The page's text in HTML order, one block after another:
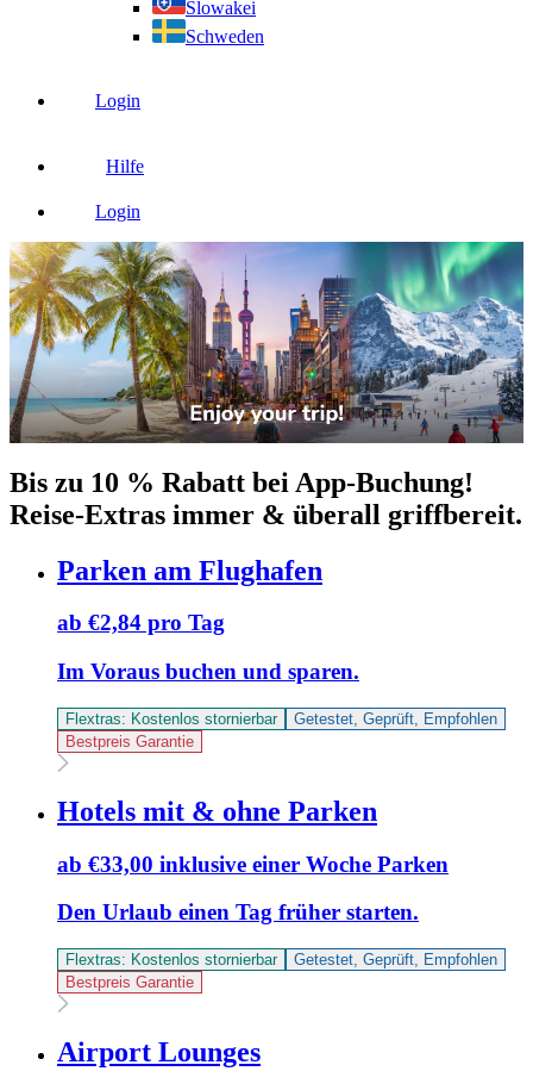
Slowakei
Schweden
Login
Hilfe
Login
Bis zu 10 % Rabatt bei App-Buchung!
Reise-Extras immer & überall griffbereit.
Parken am Flughafen
ab €2,84 pro Tag
Im Voraus buchen und sparen.
Flextras: Kostenlos stornierbar
Getestet, Geprüft, Empfohlen
Bestpreis Garantie
Hotels mit & ohne Parken
ab €33,00 inklusive einer Woche Parken
Den Urlaub einen Tag früher starten.
Flextras: Kostenlos stornierbar
Getestet, Geprüft, Empfohlen
Bestpreis Garantie
Airport Lounges